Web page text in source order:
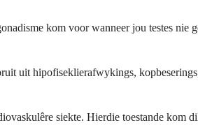
kom voor wanneer jou testes nie
uit hipofiseklierafwykings,
siekte. Hierdie toestande kom